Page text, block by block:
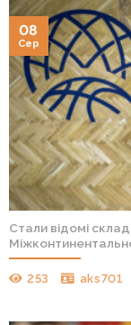
Стали відомі
253 aks701
08
Сер